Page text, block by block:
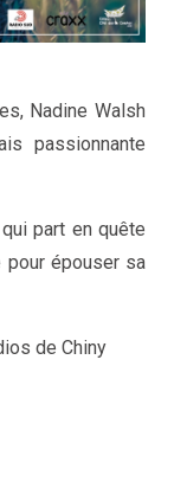
Nadine Walsh
passionnante
part en quête
pour épouser sa
de Chiny